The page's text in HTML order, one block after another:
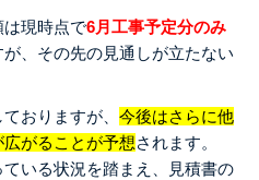
現時点で6月工事予定分のみ
、その先の見通しが立たない
おりますが、 今後はさらに他
がることが予想されます。
いる状況を踏まえ、見積書の